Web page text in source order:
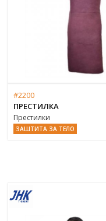
#2200
ПРЕСТИЛКА
Престилки
ЗАШТИТА ЗА ТЕЛО